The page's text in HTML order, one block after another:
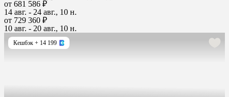
от 681 586 ₽
14 авг. - 24 авг., 10 н.
от 729 360 ₽
10 авг. - 20 авг., 10 н.
Кешбэк + 14 199